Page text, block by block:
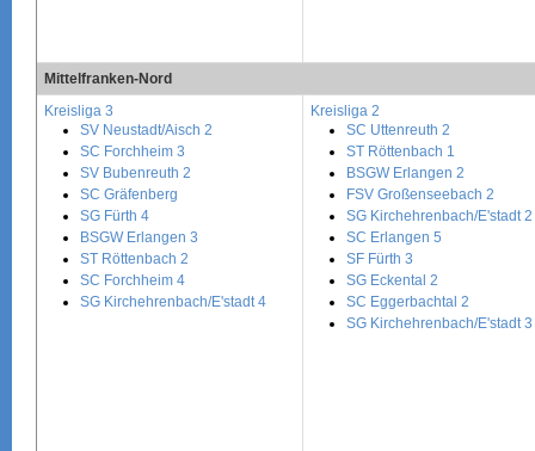
Mittelfranken-Nord
Kreisliga 3
SV Neustadt/Aisch 2
SC Forchheim 3
SV Bubenreuth 2
SC Gräfenberg
SG Fürth 4
BSGW Erlangen 3
ST Röttenbach 2
SC Forchheim 4
SG Kirchehrenbach/E'stadt 4
Kreisliga 2
SC Uttenreuth 2
ST Röttenbach 1
BSGW Erlangen 2
FSV Großenseebach 2
SG Kirchehrenbach/E'stadt 2
SC Erlangen 5
SF Fürth 3
SG Eckental 2
SC Eggerbachtal 2
SG Kirchehrenbach/E'stadt 3